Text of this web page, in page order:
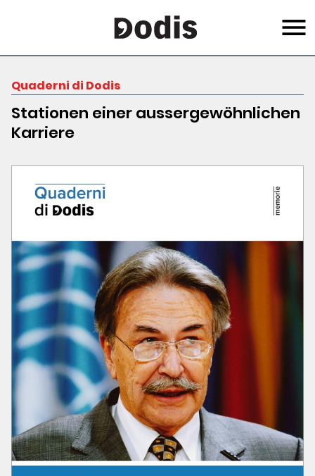
content
Menu
Quaderni di Dodis
Stationen einer aussergewöhnlichen
Karriere